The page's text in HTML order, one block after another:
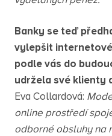
Banky se teď
vylepšit
podle vás do
udržela své klienty
Eva Collardová:
online prostředí
odborné obsluhy na